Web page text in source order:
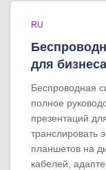
RU
для
Беспроводная
полное
презентаций
транслировать
планшетов на
кабелей,